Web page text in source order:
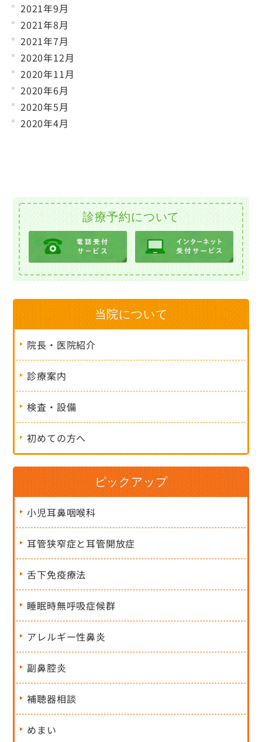
2021年9月
2021年8月
2021年7月
2020年12月
2020年11月
2020年6月
2020年5月
2020年4月
診療予約について
当院について
院長・医院紹介
診療案内
検査・設備
初めての方へ
ピックアップ
小児耳鼻咽喉科
耳管狭窄症と耳管開放症
舌下免疫療法
睡眠時無呼吸症候群
アレルギー性鼻炎
副鼻腔炎
補聴器相談
めまい